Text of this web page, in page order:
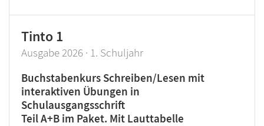
Tinto 1
Ausgabe 2026 · 1. Schuljahr
Buchstabenkurs Schreiben/Lesen mit
interaktiven Übungen in
Schulausgangsschrift
Teil A+B im Paket. Mit Lauttabelle